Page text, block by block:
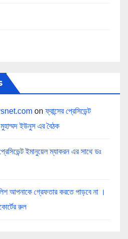
onফ্রান্সের প্রেসিডেন্ট
ইউনুস এর বৈঠক
ইমানুয়েল ম্যাকরন এর সাথে ডঃ
আপনাকে গ্রেফতার করতে পাড়বে না ।
রুল